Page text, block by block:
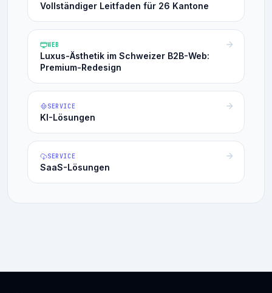
Vollständiger Leitfaden für 26 Kantone
WEB
Luxus-Ästhetik im Schweizer B2B-Web:
Premium-Redesign
SERVICE
KI-Lösungen
SERVICE
SaaS-Lösungen